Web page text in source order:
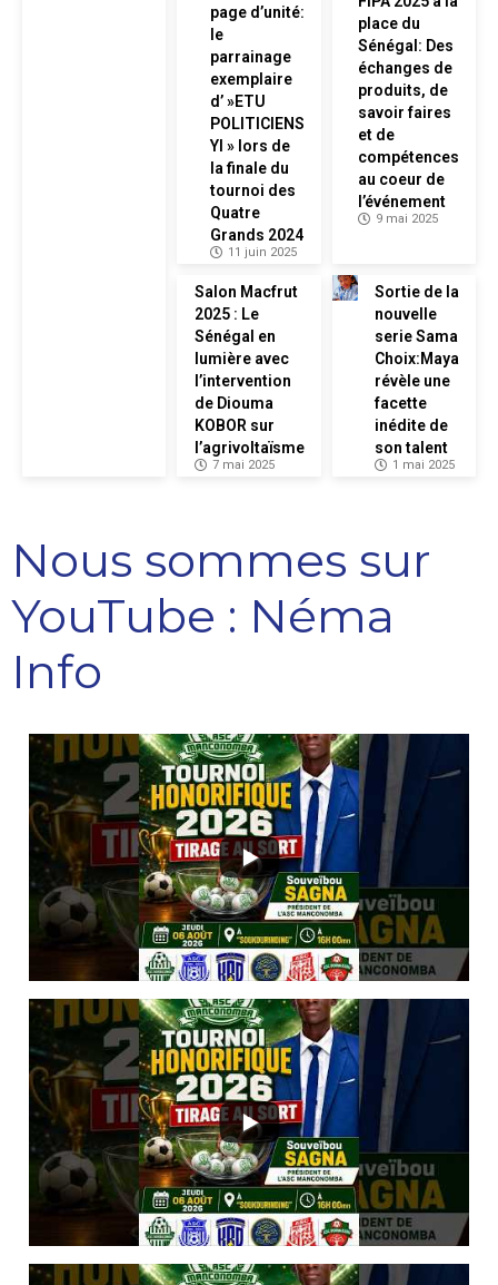
page d’unité:
le
parrainage
exemplaire
d’ »ETU
POLITICIENS
YI » lors de
la finale du
tournoi des
Quatre
Grands 2024
11 juin 2025
place du
Sénégal: Des
échanges de
produits, de
savoir faires
et de
compétences
au coeur de
l’événement
9 mai 2025
Salon Macfrut
2025 : Le
Sénégal en
lumière avec
l’intervention
de Diouma
KOBOR sur
l’agrivoltaïsme
7 mai 2025
Sortie de la
nouvelle
serie Sama
Choix:Maya
révèle une
facette
inédite de
son talent
1 mai 2025
Nous sommes sur
YouTube : Néma
Info